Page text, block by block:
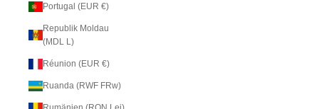
Portugal (EUR €)
Republik Moldau
(MDL L)
Réunion (EUR €)
Ruanda (RWF FRw)